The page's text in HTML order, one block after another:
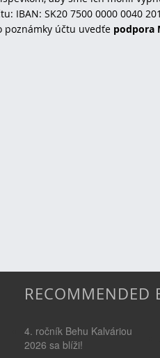
IBAN: SK20 7500 0000 0040
poznámky účtu uvedťe podpora
RECOMMENDED
4. ročník Behu Kalváriou
2026 sa blíži!